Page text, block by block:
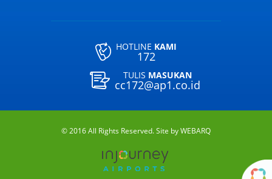
HOTLINE KAMI
172
TULIS MASUKAN
cc172@ap1.co.id
© 2016 All Rights Reserved. Site byWEBARQ